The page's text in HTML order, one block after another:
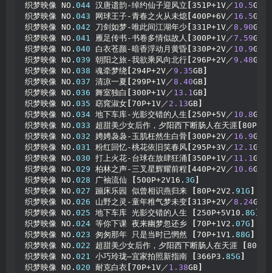
织梦映像 NO. 044 汉唐遗韵-绰约仙子迎风立 351P+1V／ 10.5GB
织梦映像 NO. 043 网球王子-青春之火从未熄 400P+6V／ 16.5GB
织梦映像 NO. 042 刀剑如梦-唯此间江湖年少 331P+1V／8.90GB
织梦映像 NO. 041 雁足传书-书卷多情似故人 300P+1V／7.59GB
织梦映像 NO. 040 白衣苍颜-暗香浮动月黄昏 330P+2V／ 10.9GB
织梦映像 NO. 039 朝阳之旅-我欲乘风向北行 296P+2V／ 9.48GB
织梦映像 NO. 038 魂牵梦绕 294P+2V／ 9.35GB
织梦映像 NO. 037 清凉一夏 299P+1V／8.40GB
织梦映像 NO. 036 舞室独白 300P+1V／ 13.1GB
织梦映像 NO. 035 窈窕淑女 70P+1V／ 2.13GB
织梦映像 NO. 034 地下车库-光影交错的人生 250P+5V／ 10.8GB
织梦映像 NO. 033 超甜美少女后作，夕阳西下断肠人在天涯
织梦映像 NO. 032 娉娉袅袅-玉肌枉然生白骨 300P+2V／ 16.9GB
织梦映像 NO. 031 粉红回忆-桃花依旧笑春风 295P+3V／ 12.1GB
织梦映像 NO. 030 打上火花-台球在放肆狂涌 350P+1V／ 11.1GB
织梦映像 NO. 029 柏林之声-三叉星辉耀前程 440P+2V／ 10.6GB
织梦映像 NO. 028 广袖流仙 500P+2V16. 3G
织梦映像 NO. 027 蹦床乐园 似曾相识燕归来 80P+2V2. 91G
织梦映像 NO. 026 山野之灵-童年稚气梦未变 313P+2V／8.24GB
织梦映像 NO. 025 地下车库 光影交错的人生 250P+5V10. 8G
织梦映像 NO. 024 等你下课 夜来幽梦忽还乡 70P+1V2. 07G
织梦映像 NO. 023 匆匆那年 只是当时已惘然 70P+1V1. 88G
织梦映像 NO. 022 超甜美少女后作，夕阳西下断肠人在天涯
织梦映像 NO. 021 小巧玲珑—宜家拍照新指南 366P3. 85G
织梦映像 NO. 020 耐克白衣 70P+1V／ 1.38GB